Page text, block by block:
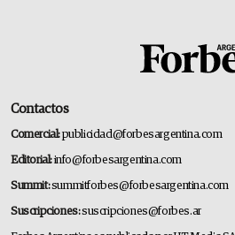
Contactos
Comercial:publicidad@forbesargentina.com
Editorial:info@forbesargentina.com
Summit:summitforbes@forbesargentina.com
Suscripciones:suscripciones@forbes.ar